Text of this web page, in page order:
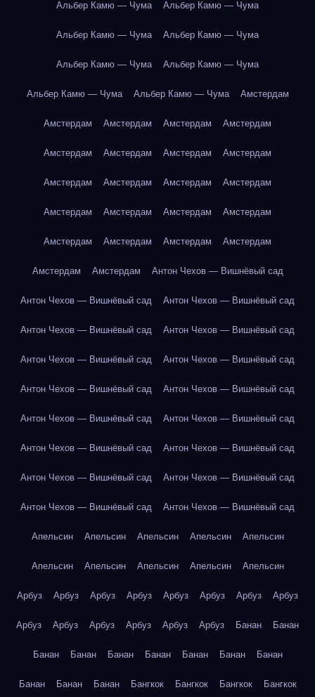
Альбер Камю — Чума Альбер Камю — Чума
Альбер Камю — Чума Альбер Камю — Чума
Альбер Камю — Чума Альбер Камю — Чума
Альбер Камю — Чума Альбер Камю — Чума Амстердам
Амстердам Амстердам Амстердам Амстердам
Амстердам Амстердам Амстердам Амстердам
Амстердам Амстердам Амстердам Амстердам
Амстердам Амстердам Амстердам Амстердам
Амстердам Амстердам Амстердам Амстердам
Амстердам Амстердам Антон Чехов — Вишнёвый сад
Антон Чехов — Вишнёвый сад Антон Чехов — Вишнёвый сад
Антон Чехов — Вишнёвый сад Антон Чехов — Вишнёвый сад
Антон Чехов — Вишнёвый сад Антон Чехов — Вишнёвый сад
Антон Чехов — Вишнёвый сад Антон Чехов — Вишнёвый сад
Антон Чехов — Вишнёвый сад Антон Чехов — Вишнёвый сад
Антон Чехов — Вишнёвый сад Антон Чехов — Вишнёвый сад
Антон Чехов — Вишнёвый сад Антон Чехов — Вишнёвый сад
Антон Чехов — Вишнёвый сад Антон Чехов — Вишнёвый сад
Апельсин Апельсин Апельсин Апельсин Апельсин
Апельсин Апельсин Апельсин Апельсин Апельсин
Арбуз Арбуз Арбуз Арбуз Арбуз Арбуз Арбуз Арбуз
Арбуз Арбуз Арбуз Арбуз Арбуз Арбуз Банан Банан
Банан Банан Банан Банан Банан Банан Банан
Банан Банан Банан Бангкок Бангкок Бангкок Бангкок